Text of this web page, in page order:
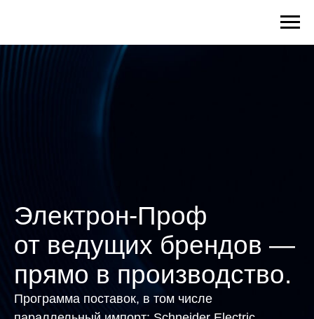
Электрон-Проф
от ведущих брендов —
прямо в производство.
Программа поставок, в том числе